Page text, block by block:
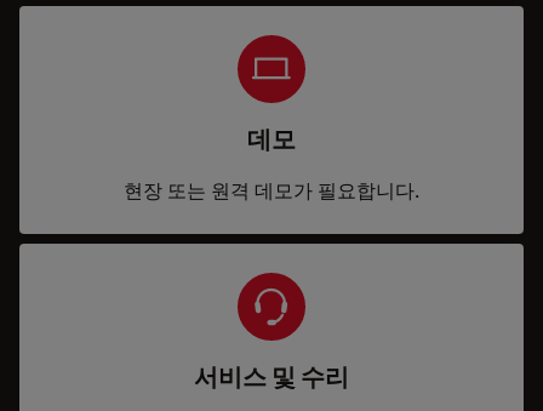
데모
현장 또는 원격 데모가 필요합니다.
서비스 및 수리